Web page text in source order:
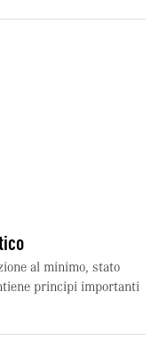
al minimo, stato
principi importanti